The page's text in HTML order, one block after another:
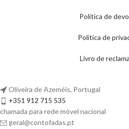
Política de
Política de
Livro de
Oliveira de Azeméis, Portugal
+351 912 715 535
chamada para rede móvel nacional
geral@contofadas.pt